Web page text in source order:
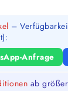
–
Anfrage
ab